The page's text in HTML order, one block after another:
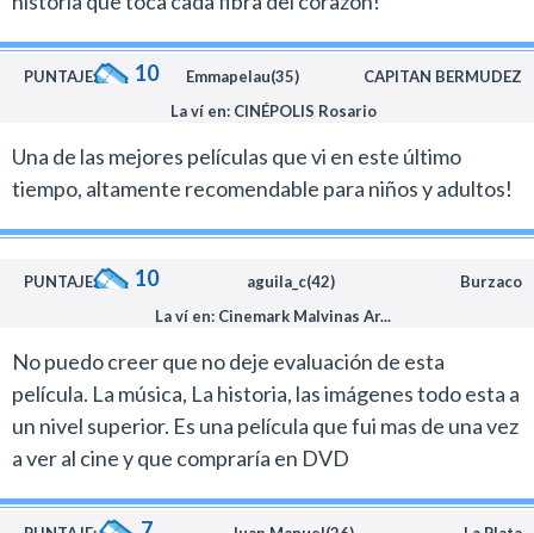
animación que solo Pixar puede brindar. Pero estén
PUNTAJE: 10 Emmapelau(35)
CAPITAN BERMUDEZ
La ví en: CINÉPOLIS Rosario
Una de las mejores películas que vi en este último
tiempo, altamente recomendable para niños y adultos!
PUNTAJE: 10 aguila_c(42)
Burzaco
La ví en: Cinemark Malvinas Ar...
No puedo creer que no deje evaluación de esta
película. La música, La historia, las imágenes todo esta a
un nivel superior. Es una película que fui mas de una vez
a ver al cine y que compraría en DVD